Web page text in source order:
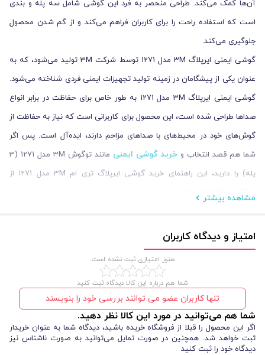
آن‌ها کمک می‌کند. طراحی منحصر به فرد این گوشی شامل سه پله و بندی
است که استفاده راحت را برای کاربران فراهم می‌کند و از گم شدن محصول
جلوگیری می‌کند.
گوشی ایمنی ایرپلاگ 3M مدل 1271 توسط شرکت 3M تولید می‌شود، که به
عنوان یکی از پیشگامان در زمینه تولید تجهیزات ایمنی فردی شناخته می‌شود.
گوشی ایمنی ایرپلاگ 3M مدل 1271 به طور خاص برای حفاظت در برابر انواع
صداها طراحی شده است، این محصول برای کاربرانی است که نیاز به حفاظت از
گوش‌های خود در محیط‌های با صداهای مزاحم دارند، ایده‌آل است. پس اگر
شما هم قصد انتخاب و خرید گوشی ایمنی
مانند توگوش 3M مدل 1271 (3
پله) را دارید، این راهنمای خرید گوشی ایرپلاگ تری ام 3M مدل 1271 از
ایمنکس را تا انتها بخوانید.
مشاهده بیشتر
امتیاز و دیدگاه کاربران
هنوز امتیازی ثبت نشده است.
شما هم درباره این کالا دیدگاه ثبت کنید
تنها کاربران عضو می توانند بررسی خود را بنویسند
شما هم می‌توانید در مورد این کالا نظر دهید.
اگر این محصول را قبلا از فروشگاه خریده باشید، دیدگاه شما به عنوان خریدار
ثبت خواهد شد. همچنین در صورت تمایل می‌توانید به صورت ناشناس نیز
دیدگاه خود را ثبت کنید